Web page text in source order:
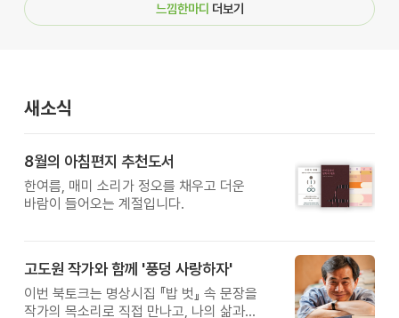
느낌한마디 더보기
새소식
8월의 아침편지 추천도서
한여름, 매미 소리가 정오를 채우고 더운
바람이 들어오는 계절입니다.
고도원 작가와 함께 '풍덩 사랑하자'
이번 북토크는 명상시집 『밥 벗』 속 문장을
작가의 목소리로 직접 만나고, 나의 삶과